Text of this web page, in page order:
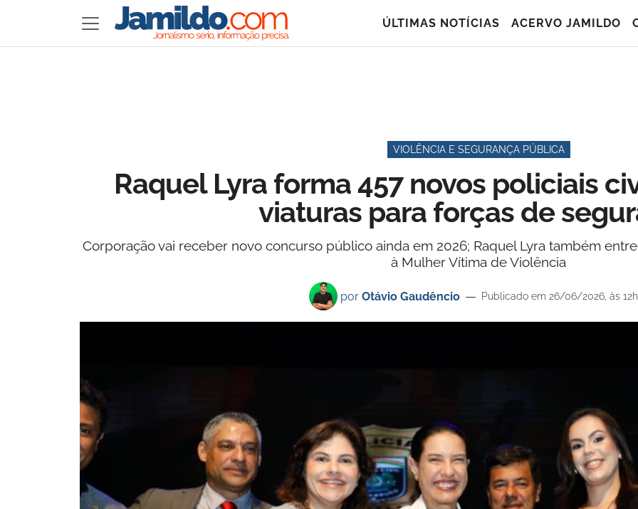
ÚLTIMAS NOTÍCIAS ACERVO JAMILDO
VIOLÊNCIA E SEGURANÇA PÚBLICA
Raquel Lyra forma 457 novos policiais
viaturas para forças de
Corporação vai receber novo concurso público ainda em 2026; Raquel Lyra também
à Mulher Vítima de Violência
por Otávio Gaudêncio Publicado em 26/06/2026, às